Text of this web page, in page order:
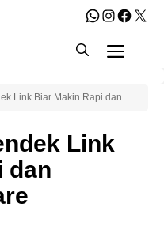
WhatsApp
X
Link Biar Makin Rapi dan
Link
dan